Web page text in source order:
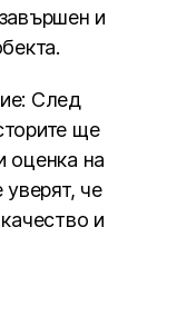
и
След
ще
оценка на
че
и